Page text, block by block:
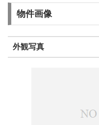
物件画像
外観写真